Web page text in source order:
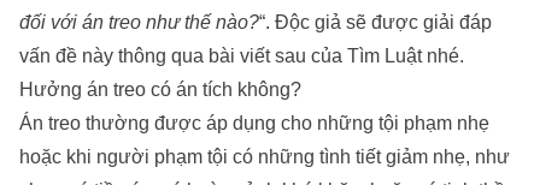
đối với án treo như thế nào?“. Độc giả sẽ được giải đáp
vấn đề này thông qua bài viết sau của Tìm Luậtnhé.
Hưởng án treo có án tích không?
Án treo thường được áp dụng cho những tội phạm nhẹ
hoặc khi người phạm tội có những tình tiết giảm nhẹ, như